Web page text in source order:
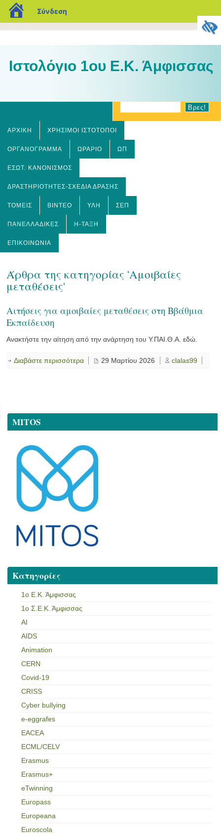
blogs.sch.gr
Σύνδεση
Ιστολόγιο 1ου Ε.Κ. Άμφισσας
ΑΡΧΙΚΉ ΧΡΗΣΙΜΟΙ ΙΣΤΟΤΟΠΟΙ
ΟΡΓΑΝΌΓΡΑΜΜΑ ΩΡΆΡΙΟ ΩΠ
ΕΣΩΤ. ΚΑΝΟΝΙΣΜΌΣ
ΔΡΑΣΤΗΡΙΌΤΗΤΕΣ-ΣΧΈΔΙΑ ΔΡΆΣΗΣ
ΤΟΜΕΊΣ ΒΊΝΤΕΟ ΎΛΗ ΣΕΠ
ΠΑΝΕΛΛΑΔΙΚΈΣ Η-ΤΆΞΗ
ΕΠΙΚΟΙΝΩΝΊΑ
Άρθρα της κατηγορίας 'Αμοιβαίες
μεταθέσεις'
Αιτήσεις για αμοιβαίες μεταθέσεις στη Ββάθμια
Εκπαίδευση
Ανακτήστε την αίτηση από την ανάρτηση του Υ.ΠΑΙ.Θ.Α. εδώ.
Διαβάστε περισσότερα 29 Μαρτίου 2026 clalas99
MITOS
Κατηγορίες
1ο Ε.Κ. Άμφισσας
1ο Σ.Ε.Κ. Άμφισσας
AI
AIDS
Animation
CERN
Covid-19
CRISS
Cyber bullying
e-eggrafes
EACEA
ECML/CELV
Erasmus
Erasmus+
eTwinning
Europass
Europeana
Euroscola